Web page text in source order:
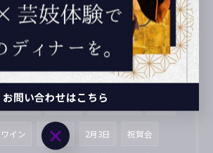
とさっこタウン 阿波踊り 飛鳥Ⅱ
おせち料理 高知県
2024年 護国神社 舞妓 芸妓
公式LINE 巻寿司 牧野富太郎
ワイン 南南東 2月3日 祝賀会
お問い合わせはこちら
お問い合わせはこちら